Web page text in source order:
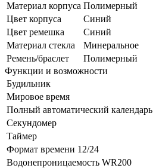
Материал корпуса Полимерный
Цвет корпуса
Синий
Цвет ремешка
Синий
Материал стекла
Минеральное
Ремень/браслет
Полимерный
Функции и возможности
Будильник
Мировое время
Полный автоматический календарь
Секундомер
Таймер
Формат времени 12/24
Водонепроницаемость WR200